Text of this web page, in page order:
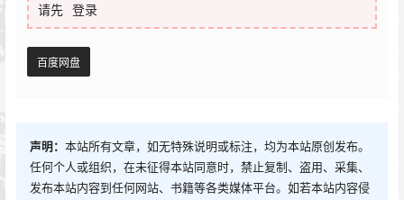
请先 登录
百度网盘
声明： 本站所有文章，如无特殊说明或标注，均为本站原创发布。
任何个人或组织，在未征得本站同意时，禁止复制、盗用、采集、
发布本站内容到任何网站、书籍等各类媒体平台。如若本站内容侵